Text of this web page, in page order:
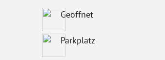
Geöffnet
Parkplatz